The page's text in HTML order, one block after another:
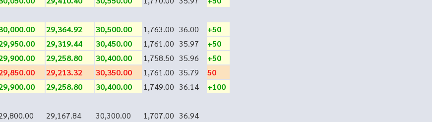
29,364.92 30,500.00 1,763.00 36.00
+50
29,319.44 30,450.00 1,761.00 35.97
+50
29,258.80 30,400.00 1,758.50 35.96
+50
29,213.32 30,350.00 1,761.00 35.79
50
29,258.80 30,400.00 1,749.00 36.14
+100
29,167.84 30,300.00 1,707.00 36.94